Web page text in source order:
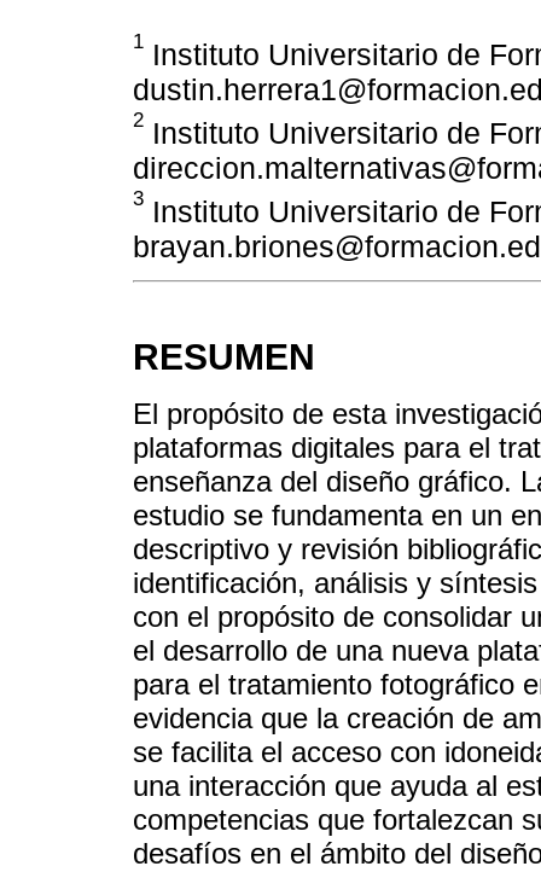
1 Instituto Universitario de
2 Instituto Universitario de
3 Instituto Universitario de
RESUMEN
El propósito de esta
plataformas digitales para el
enseñanza del diseño gráfico.
estudio se fundamenta en un
descriptivo y revisión
identificación, análisis y
con el propósito de consolidar
el desarrollo de una nueva
para el tratamiento fotográfico
evidencia que la creación de
se facilita el acceso con
una interacción que ayuda al
competencias que fortalezcan
desafíos en el ámbito del